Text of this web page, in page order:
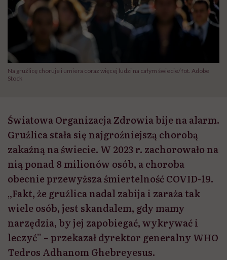
Na gruźlicę choruje i umiera coraz więcej ludzi na całym świecie/ fot. Adobe
Stock
Światowa Organizacja Zdrowia bije na alarm.
Gruźlica stała się najgroźniejszą chorobą
zakaźną na świecie. W 2023 r. zachorowało na
nią ponad 8 milionów osób, a choroba
obecnie przewyższa śmiertelność COVID-19.
„Fakt, że gruźlica nadal zabija i zaraża tak
wiele osób, jest skandalem, gdy mamy
narzędzia, by jej zapobiegać, wykrywać i
leczyć” – przekazał dyrektor generalny WHO
Tedros Adhanom Ghebreyesus.